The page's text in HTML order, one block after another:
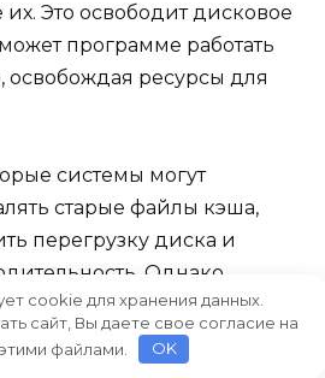
их. Это освободит дисковое
программе работать
освобождая ресурсы для
системы могут
старые файлы кэша,
перегрузку диска и
Однако,
может быть полезным
очистки и оптимизации
особенно при
cookie для хранения данных.
сайт, Вы даете свое согласие на
файлами.
OK